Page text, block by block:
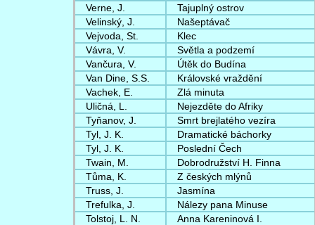
Verne, J.
Tajuplný ostrov
Velinský, J.
Našeptávač
Vejvoda, St.
Klec
Vávra, V.
Světla a podzemí
Vančura, V.
Útěk do Budína
Van Dine, S.S.
Královské vraždění
Vachek, E.
Zlá minuta
Uličná, L.
Nejezděte do Afriky
Tyňanov, J.
Smrt brejlatého vezíra
Tyl, J. K.
Dramatické báchorky
Tyl, J. K.
Poslední Čech
Twain, M.
Dobrodružství H. Finna
Tůma, K.
Z českých mlýnů
Truss, J.
Jasmína
Trefulka, J.
Nálezy pana Minuse
Tolstoj, L. N.
Anna Kareninová I.